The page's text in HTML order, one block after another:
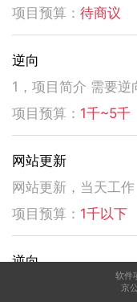
项目预算： 待商议
逆向
项目预算： 1千~5千
网站更新
项目预算： 1千以下
逆向
软件
京